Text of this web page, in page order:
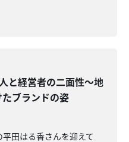
と経営者の二面性～地
ブランドの姿
田はる香さんを迎えて